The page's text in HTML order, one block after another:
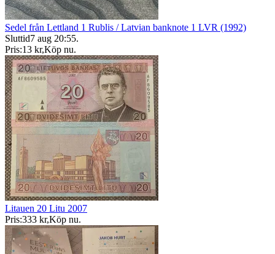
Sedel från Lettland 1 Rublis / Latvian banknote 1 LVR (1992)
Sluttid7 aug 20:55.
Pris:13 kr,Köp nu.
Litauen 20 Litu 2007
Pris:333 kr,Köp nu.